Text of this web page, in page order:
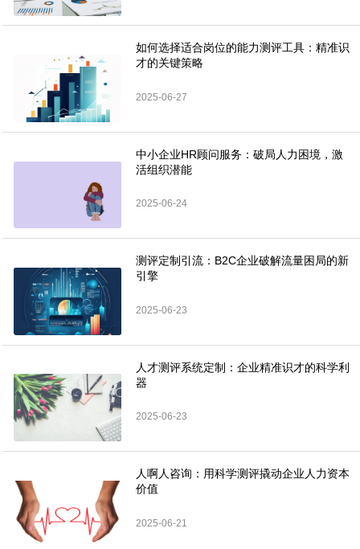
如何选择适合岗位的能力测评工具：精准识
才的关键策略
2025-06-27
中小企业HR顾问服务：破局人力困境，激
活组织潜能
2025-06-24
测评定制引流：B2C企业破解流量困局的新
引擎
2025-06-23
人才测评系统定制：企业精准识才的科学利
器
2025-06-23
人啊人咨询：用科学测评撬动企业人力资本
价值
2025-06-21